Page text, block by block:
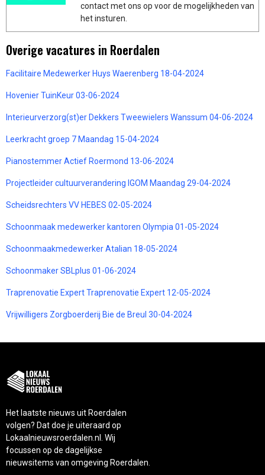
contact met ons op voor de mogelijkheden van
het insturen.
Overige vacatures in Roerdalen
Facilitaire Medewerker Huys Waerenberg 18-04-2024
Hovenier TuinKeur 03-06-2024
Interieurverzorg(st)er Dekkers Tweewielers Wanssum 04-06-2024
Leerkracht groep 7 Maandag 15-04-2024
Pianostemmer Actief Roermond 13-06-2024
Projectleider cultuurverandering IGOM Maandag 29-04-2024
Scheidsrechters VV HEBES 02-05-2024
Schoonmaak medewerker kantoren Olympia 01-05-2024
Schoonmaakmedewerker Atalian 18-05-2024
Schoonmaker SBLplus 01-06-2024
Traprenovatie Expert Traprenovatie Expert 12-05-2024
Vrijwilligers Zorgboerderij Bie de Breul 30-04-2024
Het laatste nieuws uit Roerdalen
volgen? Dat doe je uiteraard op
Lokaalnieuwsroerdalen.nl. Wij
focussen op de dagelijkse
nieuwsitems van omgeving Roerdalen.